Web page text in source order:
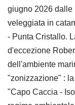
giugno 2026 dalle
veleggiata in
- Punta Cristallo.
d'eccezione
dell'ambiente
"zonizzazione" :
"Capo Caccia -